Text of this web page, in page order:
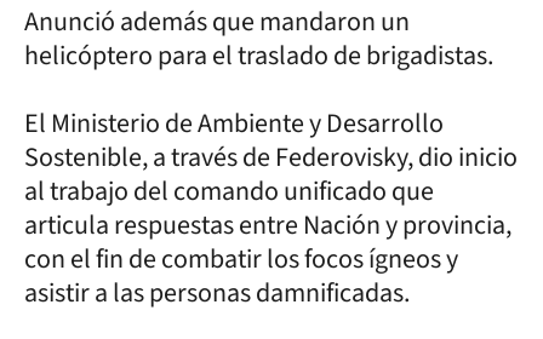
Anunció además que mandaron un
helicóptero para el traslado de brigadistas.
El Ministerio de Ambiente y Desarrollo
Sostenible, a través de Federovisky, dio inicio
al trabajo del comando unificado que
articula respuestas entre Nación y provincia,
con el fin de combatir los focos ígneos y
asistir a las personas damnificadas.